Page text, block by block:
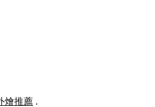
燴推薦 .